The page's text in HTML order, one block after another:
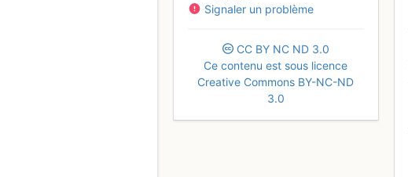
Signaler un problème
CC BY NC ND 3.0
Ce contenu est sous licence
Creative Commons BY-NC-ND
3.0